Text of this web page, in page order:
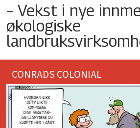
– Vekst i nye
økologiske
CONRADS COLONIAL